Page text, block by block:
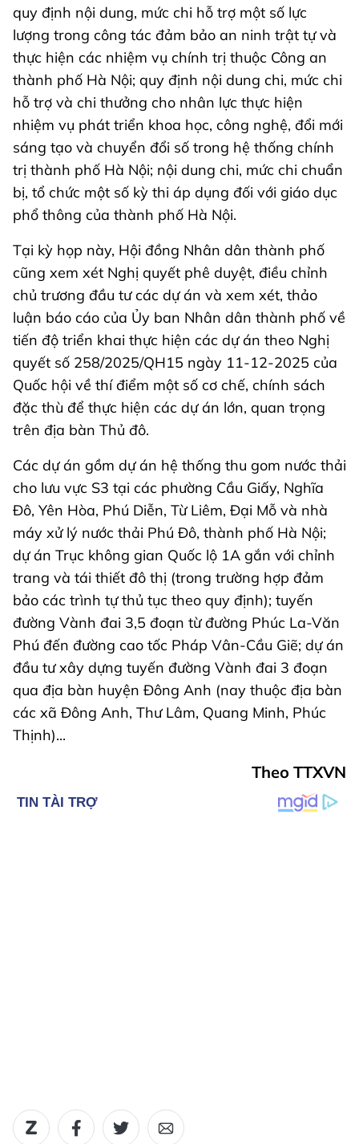
quy định nội dung, mức chi hỗ trợ một số lực
lượng trong công tác đảm bảo an ninh trật tự và
thực hiện các nhiệm vụ chính trị thuộc Công an
thành phố Hà Nội; quy định nội dung chi, mức chi
hỗ trợ và chi thưởng cho nhân lực thực hiện
nhiệm vụ phát triển khoa học, công nghệ, đổi mới
sáng tạo và chuyển đổi số trong hệ thống chính
trị thành phố Hà Nội; nội dung chi, mức chi chuẩn
bị, tổ chức một số kỳ thi áp dụng đối với giáo dục
phổ thông của thành phố Hà Nội.
Tại kỳ họp này, Hội đồng Nhân dân thành phố
cũng xem xét Nghị quyết phê duyệt, điều chỉnh
chủ trương đầu tư các dự án và xem xét, thảo
luận báo cáo của Ủy ban Nhân dân thành phố về
tiến độ triển khai thực hiện các dự án theo Nghị
quyết số 258/2025/QH15 ngày 11-12-2025 của
Quốc hội về thí điểm một số cơ chế, chính sách
đặc thù để thực hiện các dự án lớn, quan trọng
trên địa bàn Thủ đô.
Các dự án gồm dự án hệ thống thu gom nước thải
cho lưu vực S3 tại các phường Cầu Giấy, Nghĩa
Đô, Yên Hòa, Phú Diễn, Từ Liêm, Đại Mỗ và nhà
máy xử lý nước thải Phú Đô, thành phố Hà Nội;
dự án Trục không gian Quốc lộ 1A gắn với chỉnh
trang và tái thiết đô thị (trong trường hợp đảm
bảo các trình tự thủ tục theo quy định); tuyến
đường Vành đai 3,5 đoạn từ đường Phúc La-Văn
Phú đến đường cao tốc Pháp Vân-Cầu Giẽ; dự án
đầu tư xây dựng tuyến đường Vành đai 3 đoạn
qua địa bàn huyện Đông Anh (nay thuộc địa bàn
các xã Đông Anh, Thư Lâm, Quang Minh, Phúc
Thịnh)...
Theo TTXVN